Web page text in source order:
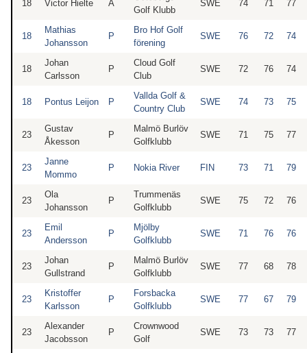
18 Victor Hielte A
Golf Klubb
SWE 74 71 77
18
Mathias
Johansson
P
Bro Hof Golf
förening
SWE 76 72 74
18
Johan
Carlsson
P
Cloud Golf
Club
SWE 72 76 74
18 Pontus Leijon P
Vallda Golf &
Country Club
SWE 74 73 75
23
Gustav
Åkesson
P
Malmö Burlöv
Golfklubb
SWE 71 75 77
23
Janne
Mommo
P Nokia River FIN 73 71 79
23
Ola
Johansson
P
Trummenäs
Golfklubb
SWE 75 72 76
23
Emil
Andersson
P
Mjölby
Golfklubb
SWE 71 76 76
23
Johan
Gullstrand
P
Malmö Burlöv
Golfklubb
SWE 77 68 78
23
Kristoffer
Karlsson
P
Forsbacka
Golfklubb
SWE 77 67 79
23
Alexander
Jacobsson
P
Crownwood
Golf
SWE 73 73 77